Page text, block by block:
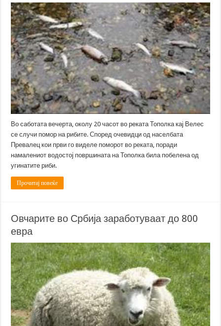
Во саботата вечерта, околу 20 часот во реката Тополка кај Велес
се случи помор на рибите. Според очевидци од населбата
Превалец кои први го виделе поморот во реката, поради
намалениот водостој површината на Тополка била побелена од
угинатите риби.
Прочитај повеќе
Овчарите во Србија заработуваат до 800
евра